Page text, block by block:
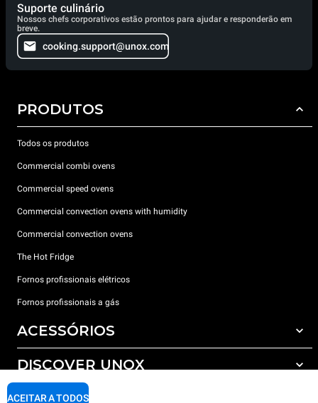
Suporte culinário
Nossos chefs corporativos estão prontos para ajudar e responderão em
breve.
cooking.support@unox.com
PRODUTOS
Todos os produtos
Commercial combi ovens
Commercial speed ovens
Commercial convection ovens with humidity
Commercial convection ovens
The Hot Fridge
Fornos profissionais elétricos
Fornos profissionais a gás
ACESSÓRIOS
Todos os acessórios
Detergents for automatic washing
DISCOVER UNOX
Os nossos escritórios no mundo
SUPPORT
ACEITAR A TODOS